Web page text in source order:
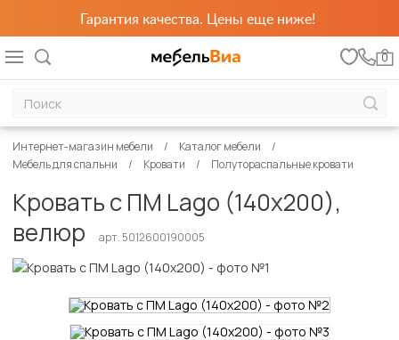
Гарантия качества. Цены еще ниже!
0
Интернет-магазин мебели
Каталог мебели
Мебель для спальни
Кровати Полутораспальные кровати
Кровать с ПМ Lago (140х200),
велюр
арт. 5012600190005